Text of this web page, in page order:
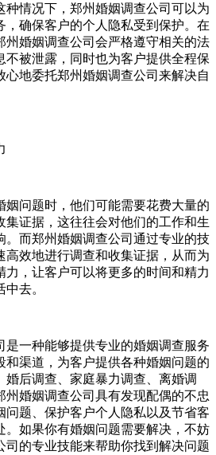
种情况下，郑州婚姻调查公司可以为
，确保客户的个人隐私受到保护。在
州婚姻调查公司会严格遵守相关的法
不被泄露，同时也为客户提供全程保
心地委托郑州婚姻调查公司来解决自
姻问题时，他们可能需要花费大量的
集证据，这往往会对他们的工作和生
。而郑州婚姻调查公司通过专业的技
高效地进行调查和收集证据，从而为
力，让客户可以将更多的时间和精力
去。
是一种能够提供专业的婚姻调查服务
和渠道，为客户提供各种婚姻问题的
婚后调查、家庭暴力调查、离婚调
州婚姻调查公司具有发现配偶的不忠
问题、保护客户个人隐私以及节省客
。如果你有婚姻问题需要解决，不妨
司的专业技能来帮助你找到解决问题